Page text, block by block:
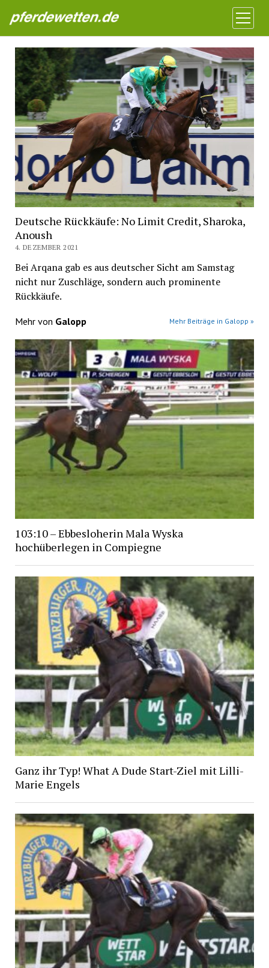
Pferdewetten News
Menü
öffnen
Deutsche Rückkäufe: No Limit Credit, Sharoka,
Anoush
4. DEZEMBER 2021
Bei Arqana gab es aus deutscher Sicht am Samstag
nicht nur Zuschläge, sondern auch prominente
Rückkäufe.
Mehr von Galopp Mehr Beiträge in Galopp »
103:10 – Ebbesloherin Mala Wyska
hochüberlegen in Compiegne
Ganz ihr Typ! What A Dude Start-Ziel mit Lilli-
Marie Engels